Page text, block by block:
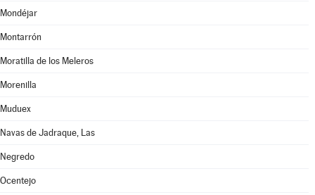
Mondéjar
Montarrón
Moratilla de los Meleros
Morenilla
Muduex
Navas de Jadraque, Las
Negredo
Ocentejo